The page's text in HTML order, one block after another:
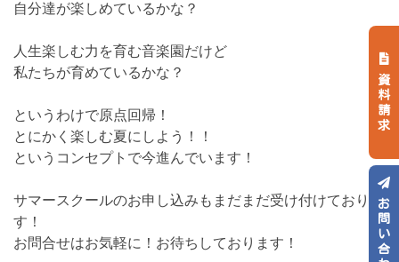
自分達が楽しめているかな？
人生楽しむ力を育む音楽園だけど
私たちが育めているかな？
というわけで原点回帰！
とにかく楽しむ夏にしよう！！
というコンセプトで今進んでいます！
サマースクールのお申し込みもまだまだ受け付けておりま
す！
お問合せはお気軽に！お待ちしております！
資料請求
お問い合わせ